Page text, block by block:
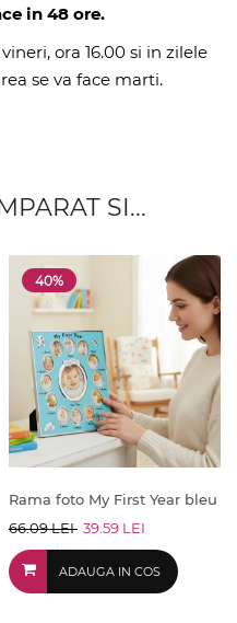
in 48 ore.
ora 16.00 si in zilele
se va face marti.
SI...
40%
Rama foto My First Year bleu
66.09 LEI 39.59 LEI
ADAUGA IN COS